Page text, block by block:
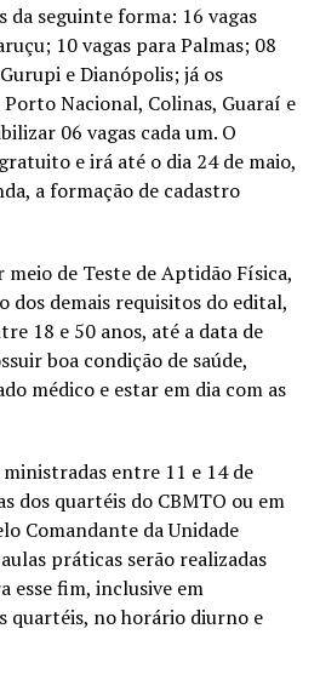
da seguinte forma: 16 vagas
10 vagas para Palmas; 08
e Dianópolis; já os
Nacional, Colinas, Guaraí e
06 vagas cada um. O
e irá até o dia 24 de maio,
a formação de cadastro
de Teste de Aptidão Física,
dos demais requisitos do edital,
18 e 50 anos, até a data de
boa condição de saúde,
médico e estar em dia com as
entre 11 e 14 de
dos quartéis do CBMTO ou em
Comandante da Unidade
práticas serão realizadas
esse fim, inclusive em
quartéis, no horário diurno e